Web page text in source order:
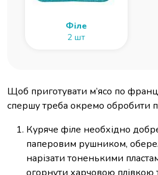
Філе
2 шт
Щоб приготувати м’ясо по
спершу треба окремо обробити
Куряче філе необхідно
паперовим рушником,
нарізати тоненькими